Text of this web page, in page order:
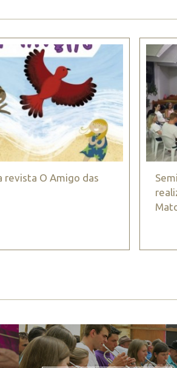
revista O Amigo das